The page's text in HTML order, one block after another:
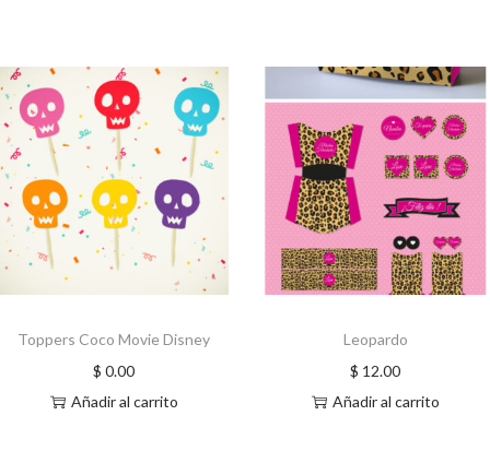
Toppers Coco Movie Disney
$ 0.00
Añadir al carrito
Leopardo
$ 12.00
Añadir al carrito